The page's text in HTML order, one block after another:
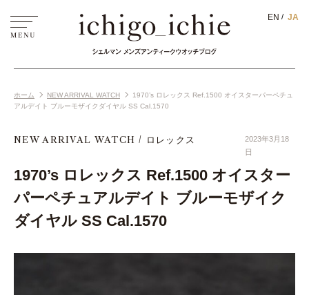
ホーム NEW ARRIVAL WATCH
1970’s ロレックス Ref.1500 オイスターパーペチュ
アルデイト ブルーモザイクダイヤル SS Cal.1570
NEW ARRIVAL WATCH ロレックス
2023年3月18
日
1970’s ロレックス Ref.1500 オイスター
パーペチュアルデイト ブルーモザイク
ダイヤル SS Cal.1570
EN JA